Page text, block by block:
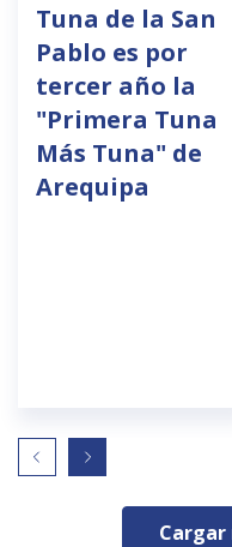
Tuna de la San
Pablo es por
tercer año la
"Primera Tuna
Más Tuna" de
Arequipa
Cargar